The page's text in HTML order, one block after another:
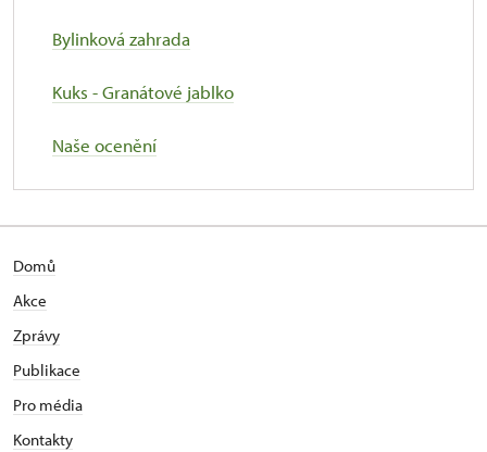
Bylinková zahrada
Kuks - Granátové jablko
Naše ocenění
Domů
Akce
Zprávy
Publikace
Pro média
Kontakty